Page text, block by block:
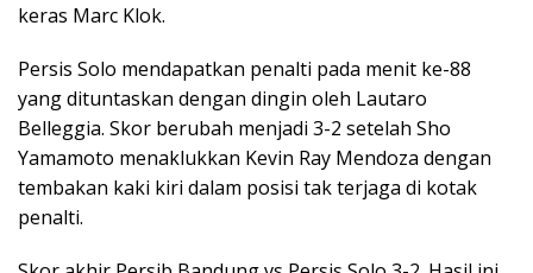
keras Marc Klok.
Persis Solo mendapatkan penalti pada menit ke-88
yang dituntaskan dengan dingin oleh Lautaro
Belleggia. Skor berubah menjadi 3-2 setelah Sho
Yamamoto menaklukkan Kevin Ray Mendoza dengan
tembakan kaki kiri dalam posisi tak terjaga di kotak
penalti.